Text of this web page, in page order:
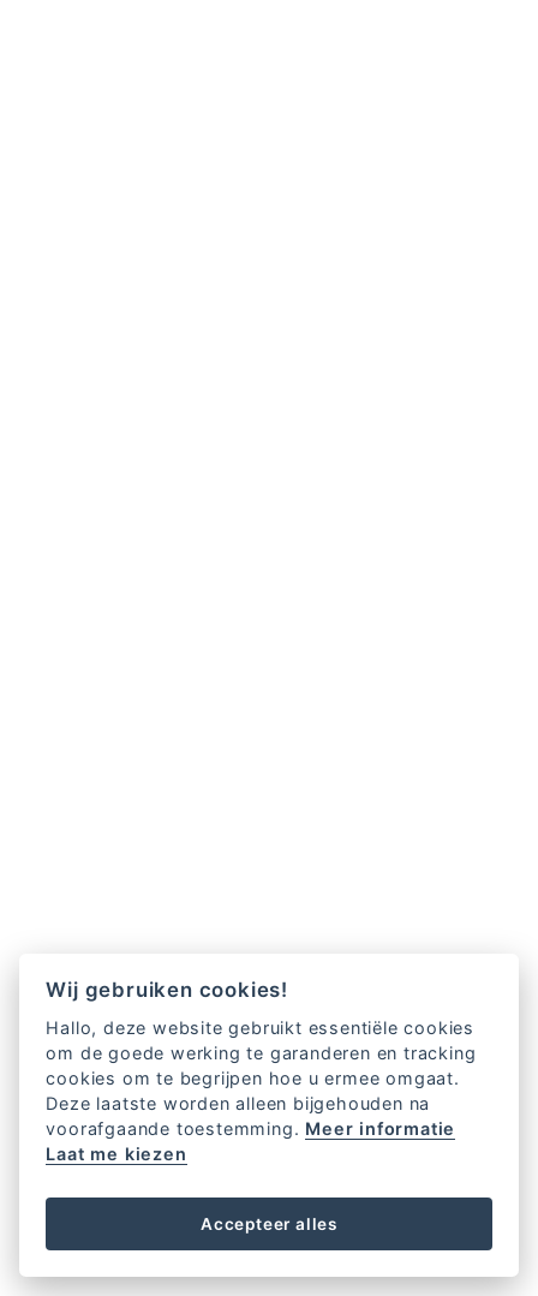
Wij gebruiken cookies!
Hallo, deze website gebruikt essentiële cookies
om de goede werking te garanderen en tracking
cookies om te begrijpen hoe u ermee omgaat.
Deze laatste worden alleen bijgehouden na
voorafgaande toestemming. Meer informatie
Laat me kiezen
Accepteer alles